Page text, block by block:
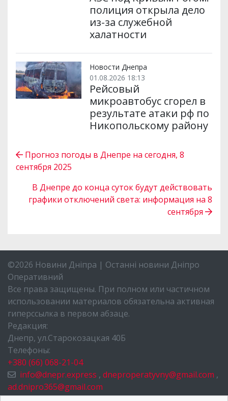
полиция открыла дело
из-за служебной
халатности
Новости Днепра
01.08.2026 18:13
Рейсовый
микроавтобус сгорел в
результате атаки рф по
Никопольскому району
Прогноз погоды в Днепре на сегодня, 8
сентября 2025
В Днепре до конца суток будут действовать
графики отключений света: информация на 8
сентября
©2026 Новини Дніпра | Останні новини Дніпро
Оперативний
Все права защищены. При полном или частичном
использовании материалов обязательна активная
гиперссылка в первом абзаце.
Редакция:
Днепр, ул.Старокозацкая 40Б
Телефоны:
+380 (66) 068-21-04
info@dnepr.express , dneproperatyvny@gmail.com ,
ad.dnipro365@gmail.com